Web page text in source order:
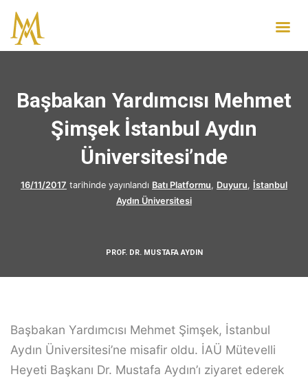
Başbakan Yardımcısı Mehmet
Şimşek İstanbul Aydın
Üniversitesi’nde
16/11/2017 tarihinde yayınlandı Batı Platformu, Duyuru, İstanbul
Aydın Üniversitesi
PROF. DR. MUSTAFA AYDIN
Başbakan Yardımcısı Mehmet Şimşek, İstanbul
Aydın Üniversitesi’ne misafir oldu. İAÜ Mütevelli
Heyeti Başkanı Dr. Mustafa Aydın’ı ziyaret ederek